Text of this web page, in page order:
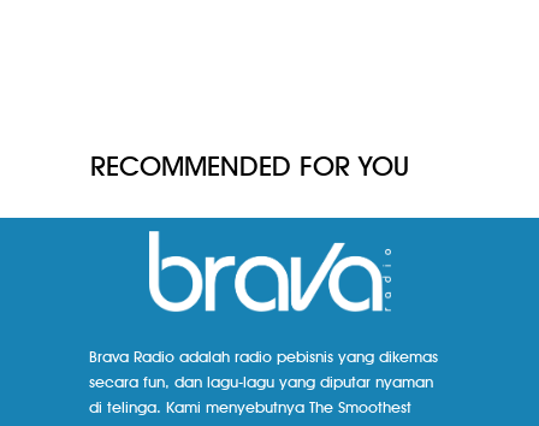
RECOMMENDED FOR YOU
Brava Radio adalah radio pebisnis yang dikemas
secara fun, dan lagu-lagu yang diputar nyaman
di telinga. Kami menyebutnya The Smoothest